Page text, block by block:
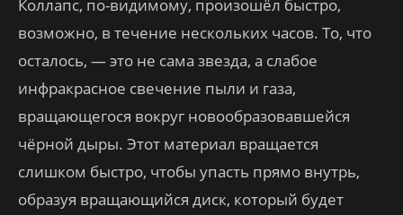
Коллапс, по-видимому, произошёл быстро,
возможно, в течение нескольких часов. То, что
осталось, — это не сама звезда, а слабое
инфракрасное свечение пыли и газа,
вращающегося вокруг новообразовавшейся
чёрной дыры. Этот материал вращается
слишком быстро, чтобы упасть прямо внутрь,
образуя вращающийся диск, который будет